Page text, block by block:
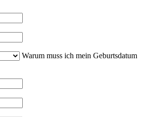
Warum muss ich mein Geburtsdatum